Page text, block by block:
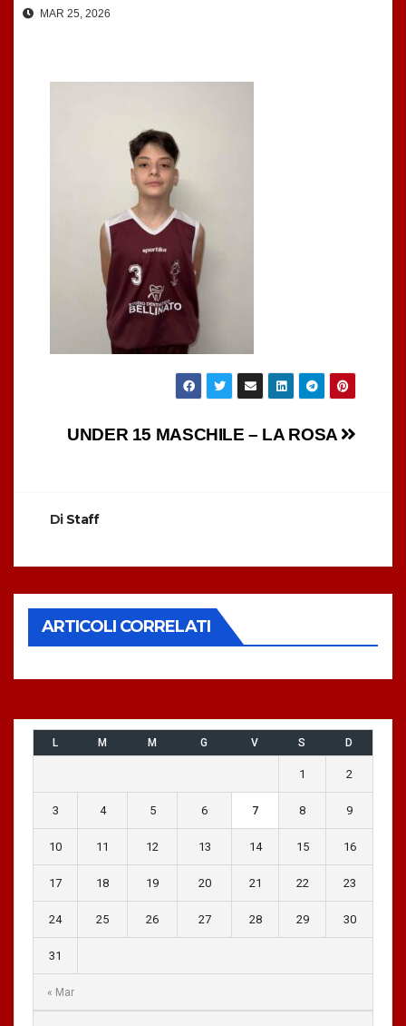
MAR 25, 2026
Navigazione
UNDER 15 MASCHILE – LA ROSA
Di Staff
ARTICOLI CORRELATI
L M M G V S D
« Mar
1 2
3 4 5 6 7 8 9
10 11 12 13 14 15 16
17 18 19 20 21 22 23
24 25 26 27 28 29 30
31